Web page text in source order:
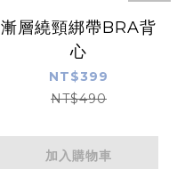
漸層繞頸綁帶BRA背
心
NT$399
NT$490
加入購物車